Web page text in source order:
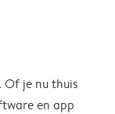
Of je nu thuis
en app